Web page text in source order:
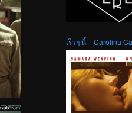
เร็วๆ นี้ – Carolina